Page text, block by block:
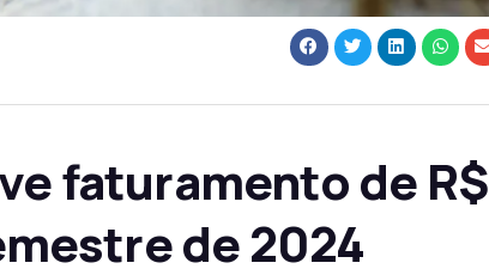
faturamento de R$
de 2024